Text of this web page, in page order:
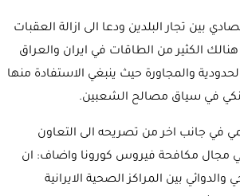
بين تجار البلدين ودعا الى ازالة العقبات
هنالك الكثير من الطاقات في ايران والعراق
والمجاورة حيث ينبغي الاستفادة منها
في سياق مصالح الشعبين.
في جانب اخر من تصريحه الى التعاون
مجال مكافحة فيروس كورونا واضاف: ان
بين المراكز الصحية الايرانية